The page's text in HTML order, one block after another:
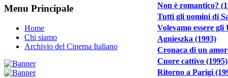
Menu Principale
Home
Chi siamo
Archivio del Cinema Italiano
Non è romantico?
Tutti gli uomini di
Volevamo essere gli
Agnieszka (1993)
Cronaca di un
Cuore cattivo (1995)
Ritorno a Parigi